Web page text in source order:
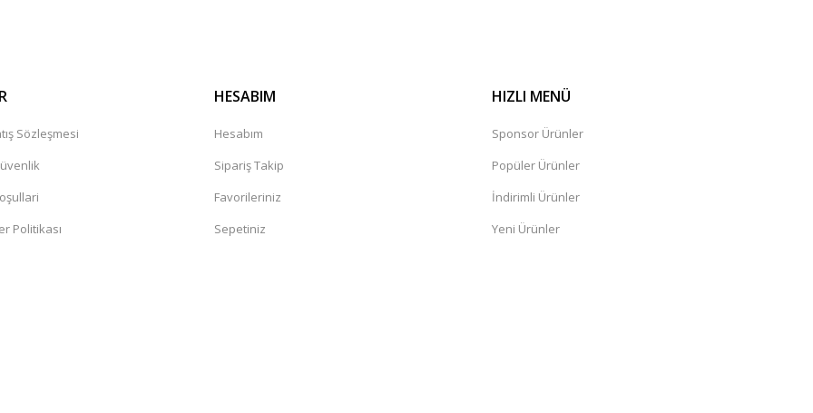
Sözleşmesi
Politikası
HESABIM
Hesabım
Sipariş Takip
Favorileriniz
Sepetiniz
HIZLI MENÜ
Sponsor Ürünler
Popüler Ürünler
İndirimli Ürünler
Yeni Ürünler